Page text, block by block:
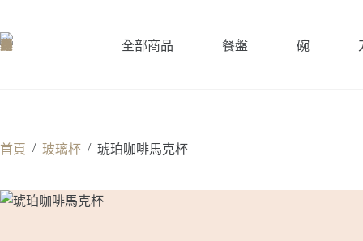
至
主
全部商品 餐盤 碗
首頁 / 玻璃杯 / 琥珀咖啡馬克杯